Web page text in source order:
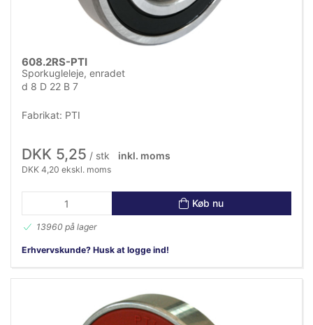
608.2RS-PTI
Sporkugleleje, enradet
d 8 D 22 B 7
Fabrikat: PTI
DKK 5,25 / stk inkl. moms
DKK 4,20 ekskl. moms
Køb nu
13960 på lager
Erhvervskunde? Husk at logge ind!